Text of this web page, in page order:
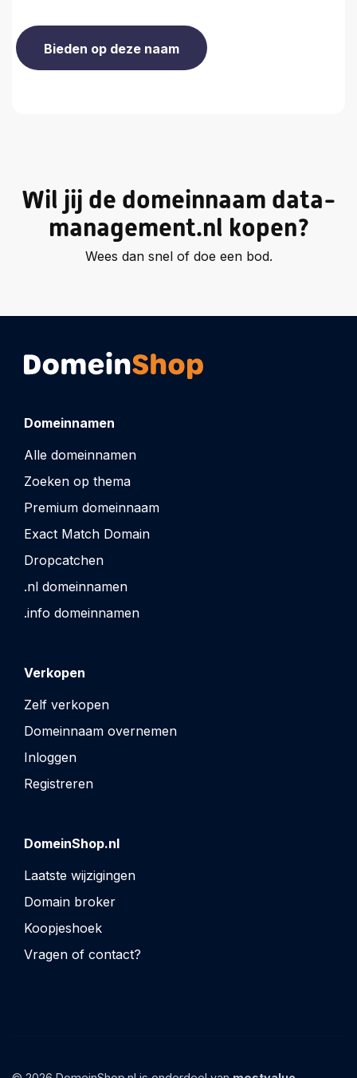
Wil jij de domeinnaam data-
management.nl kopen?
Wees dan snel of doe een bod.
Domeinnamen
Alle domeinnamen
Zoeken op thema
Premium domeinnaam
Exact Match Domain
Dropcatchen
.nl domeinnamen
.info domeinnamen
Verkopen
Zelf verkopen
Domeinnaam overnemen
Inloggen
Registreren
DomeinShop.nl
Laatste wijzigingen
Domain broker
Koopjeshoek
Vragen of contact?